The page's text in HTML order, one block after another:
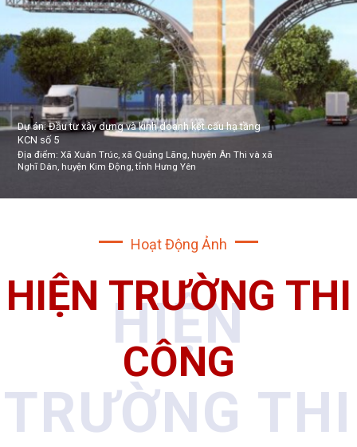
Dự án: Khu công nghiệp, dịch vụ, đô thị Hải Long
Địa điểm: Huyện Tiền Hải, tỉnh Thái Bình
Hoạt Động Ảnh
HIỆN TRƯỜNG THI
CÔNG
HIỆN
TRƯỜNG THI